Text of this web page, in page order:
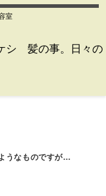
室
シ 髪の事。日々の
うなものですが…